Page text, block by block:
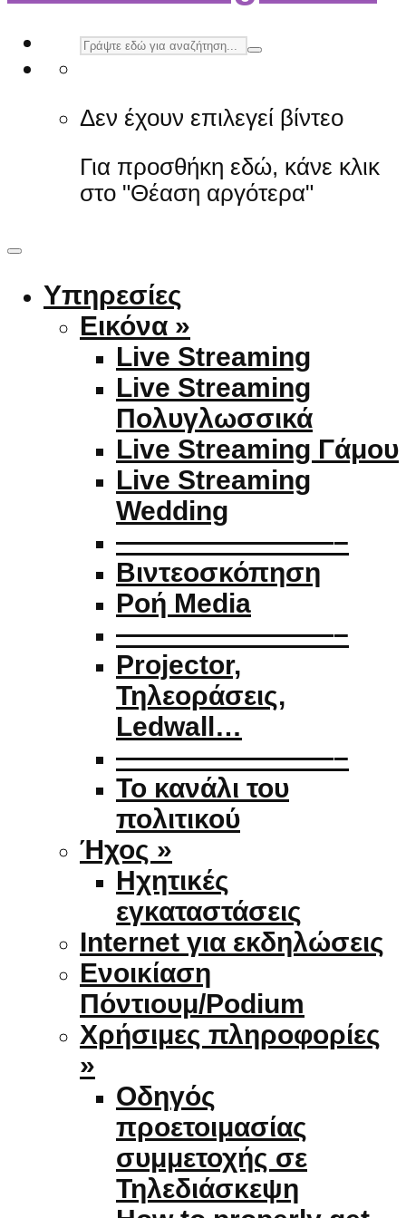
Δεν έχουν επιλεγεί βίντεο
Για προσθήκη εδώ, κάνε κλικ
στο "Θέαση αργότερα"
Υπηρεσίες
Εικόνα »
Live Streaming
Live Streaming
Πολυγλωσσικά
Live Streaming Γάμου
Live Streaming
Wedding
————————–
Βιντεοσκόπηση
Ροή Media
————————–
Projector,
Τηλεοράσεις,
Ledwall…
————————–
Το κανάλι του
πολιτικού
Ήχος »
Ηχητικές
εγκαταστάσεις
Internet για εκδηλώσεις
Ενοικίαση
Πόντιουμ/Podium
Χρήσιμες πληροφορίες
»
Οδηγός
προετοιμασίας
συμμετοχής σε
Τηλεδιάσκεψη